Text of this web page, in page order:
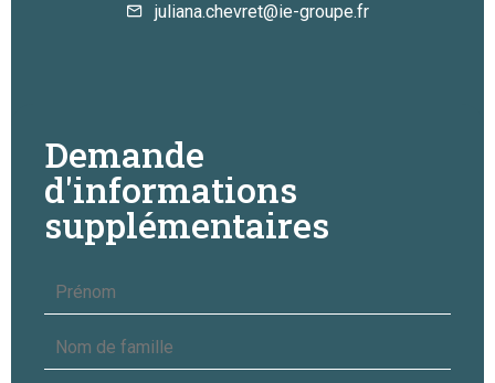
juliana.chevret@ie-groupe.fr
Demande
d'informations
supplémentaires